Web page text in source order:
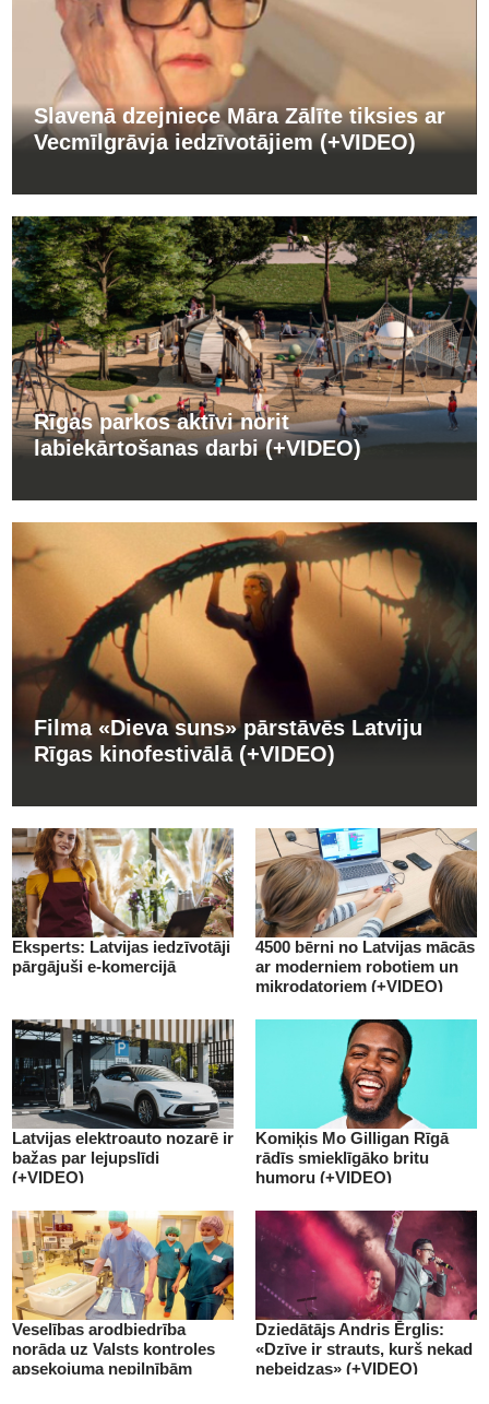
Slavenā dzejniece Māra Zālīte tiksies ar
Vecmīlgrāvja iedzīvotājiem (+VIDEO)
Rīgas parkos aktīvi norit
labiekārtošanas darbi (+VIDEO)
Filma «Dieva suns» pārstāvēs Latviju
Rīgas kinofestivālā (+VIDEO)
Eksperts: Latvijas iedzīvotāji
pārgājuši e-komercijā
4500 bērni no Latvijas mācās
ar moderniem robotiem un
mikrodatoriem (+VIDEO)
Latvijas elektroauto nozarē ir
bažas par lejupslīdi
(+VIDEO)
Komiķis Mo Gilligan Rīgā
rādīs smieklīgāko britu
humoru (+VIDEO)
Veselības arodbiedrība
norāda uz Valsts kontroles
apsekojuma nepilnībām
Dziedātājs Andris Ērglis:
«Dzīve ir strauts, kurš nekad
nebeidzas» (+VIDEO)